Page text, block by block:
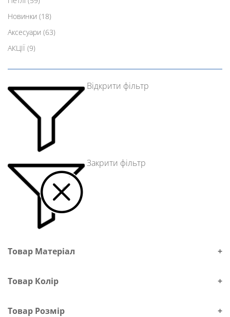
Новинки (18)
Аксесуари (63)
АКЦІЇ (9)
Відкрити фільтр
Закрити фільтр
Товар Матеріал +
Товар Колір +
Товар Розмір +